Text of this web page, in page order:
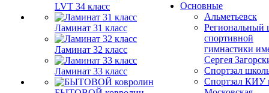
LVT 34 класс
Ламинат 31 класс
Ламинат 32 класс
Ламинат 33 класс
Основные
Альметьевск
Региональный
спортивной
гимнастики
Сергея
Спортзал
Спортзал КИУ